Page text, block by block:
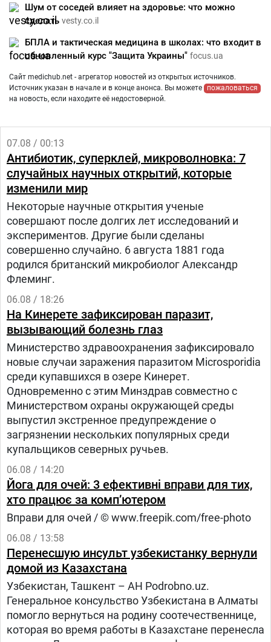
Шум от соседей влияет на здоровье: что можно
сделать vesty.co.il
БПЛА и тактическая медицина в школах: что входит в
обновленный курс "Защита Украины" focus.ua
Сайт medichub.net - агрегатор новостей из открытых источников.
Источник указан в начале и в конце анонса. Вы можете
пожаловаться
на новость, если находите её недостоверной.
07.08 / 00:13
Антибиотик, суперклей, микроволновка: 7
случайных научных открытий, которые
изменили мир
Некоторые научные открытия ученые
совершают после долгих лет исследований и
экспериментов. Другие были сделаны
совершенно случайно. 6 августа 1881 года
родился британский микробиолог Александр
Флеминг.
06.08 / 18:26
На Кинерете зафиксирован паразит,
вызывающий болезнь глаз
Министерство здравоохранения зафиксировало
новые случаи заражения паразитом Microsporidia
среди купавшихся в озере Кинерет.
Одновременно с этим Минздрав совместно с
Министерством охраны окружающей среды
выпустил экстренное предупреждение о
загрязнении нескольких популярных среди
купальщиков северных ручьев.
06.08 / 14:20
Йога для очей: 3 ефективні вправи для тих,
хто працює за комп’ютером
Вправи для очей / © www.freepik.com/free-photo
06.08 / 13:58
Перенесшую инсульт узбекистанку вернули
домой из Казахстана
Узбекистан, Ташкент – АН Podrobno.uz.
Генеральное консульство Узбекистана в Алматы
помогло вернуться на родину соотечественнице,
которая во время работы в Казахстане перенесла